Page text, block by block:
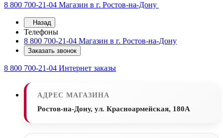
8 800 700-21-04 Магазин в г. Ростов-на-Дону
Назад
Телефоны
8 800 700-21-04 Магазин в г. Ростов-на-Дону
Заказать звонок
8 800 700-21-04 Интернет заказы
АДРЕС МАГАЗИНА
Ростов-на-Дону, ул. Красноармейская, 180А